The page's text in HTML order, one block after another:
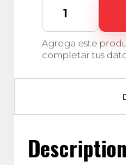
REVESTIMIENTO
TUBERIAS,
CODOS,
NIPLES
quantity
Agrega este
completar tus
Description